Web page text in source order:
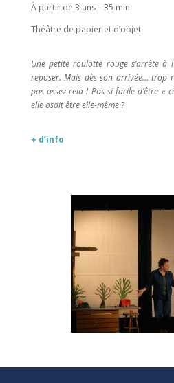
À partir de 3 ans – 35 min
Théâtre de papier et d’objet
Une petite roulotte rouge s’arrête à
reposer. Mais dès son arrivée… trop
pas assez cela ! Pas si facile d’être «
elle osait être elle-même ?
+ d’info